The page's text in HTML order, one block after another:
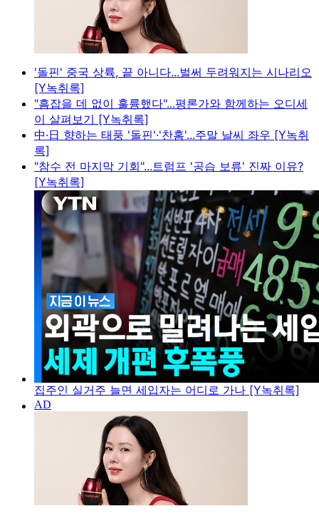
'돌핀' 중국 상륙, 끝 아니다...벌써 두려워지는 시나리오
[Y녹취록]
"흠잡을 데 없이 훌륭했다"...평론가와 함께하는 오디세
이 살펴보기 [Y녹취록]
中·日 향하는 태풍 '돌핀'·'찬홈'...주말 날씨 좌우 [Y녹취
록]
"참수 전 마지막 기회"...트럼프 '공습 보류' 진짜 이유?
[Y녹취록]
집주인 실거주 늘면 세입자는 어디로 가나 [Y녹취록]